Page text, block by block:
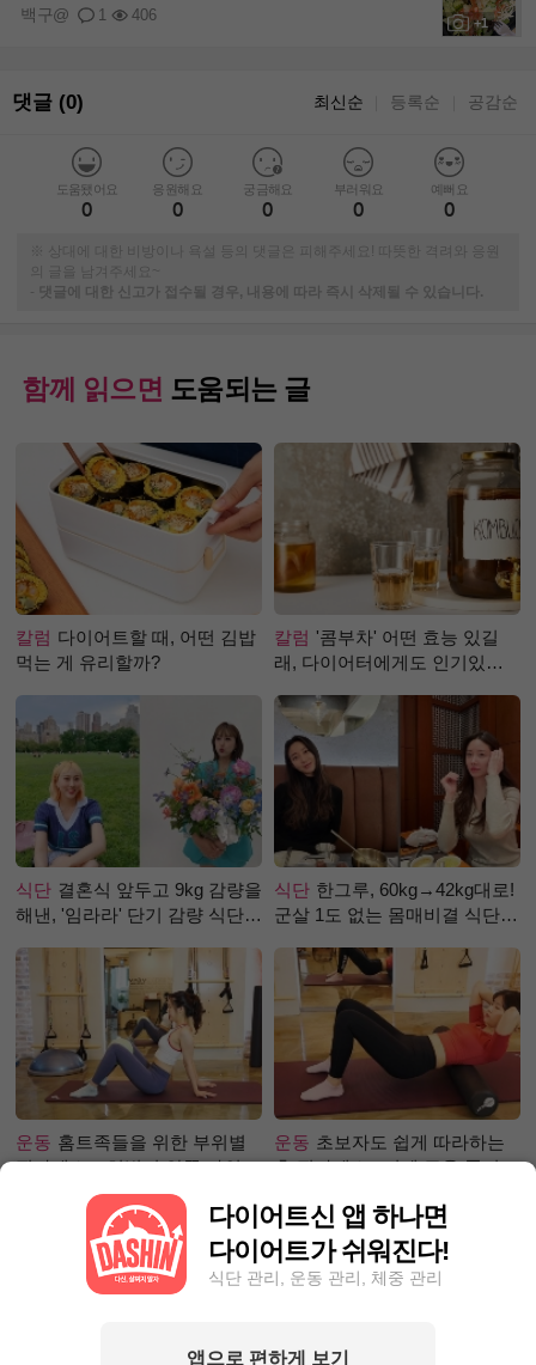
+1
1 406
백구@
댓글 (0) 최신순 등록순 공감순
도움됐어요
0
응원해요
0
궁금해요
0
부러워요
0
예뻐요
0
※ 상대에 대한 비방이나 욕설 등의 댓글은 피해주세요! 따뜻한 격려와 응원
의 글을 남겨주세요~
-
댓글에 대한 신고가 접수될 경우, 내용에 따라 즉시 삭제될 수 있습니다.
함께 읽으면 도움되는 글
칼럼 다이어트할 때, 어떤 김밥
먹는 게 유리할까?
칼럼 '콤부차' 어떤 효능 있길
래, 다이어터에게도 인기있는
식단 결혼식 앞두고 9kg 감량을
해낸, '임라라' 단기 감량 식단
식단 한그루, 60kg→42kg대로!
군살 1도 없는 몸매비결 식단
운동 홈트족들을 위한 부위별
필라테스 – 허벅지 안쪽 라인
운동 초보자도 쉽게 따라하는
홈 필라테스 –어깨 근육 풀어주
다이어트신 앱 하나면
다이어트가 쉬워진다!
식단 관리, 운동 관리, 체중 관리
앱으로 편하게 보기